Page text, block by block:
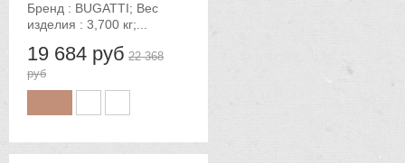
Бренд : BUGATTI; Вес
изделия : 3,700 кг;...
19 684 руб 22 368
руб